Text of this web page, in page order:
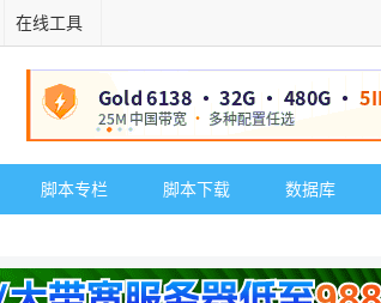
在线工具
脚本专栏 脚本下载 数据库